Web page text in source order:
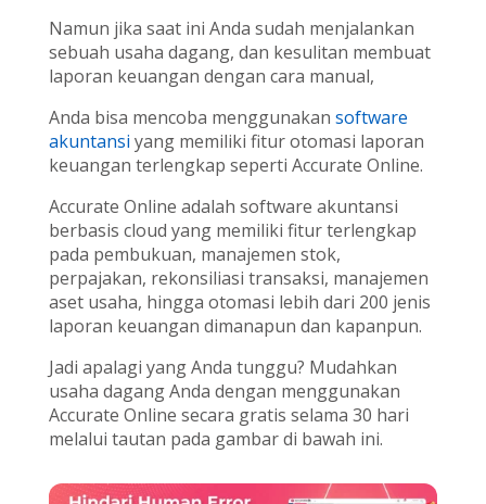
Namun jika saat ini Anda sudah menjalankan
sebuah usaha dagang, dan kesulitan membuat
laporan keuangan dengan cara manual,
Anda bisa mencoba menggunakan software
akuntansi yang memiliki fitur otomasi laporan
keuangan terlengkap seperti Accurate Online.
Accurate Online adalah software akuntansi
berbasis cloud yang memiliki fitur terlengkap
pada pembukuan, manajemen stok,
perpajakan, rekonsiliasi transaksi, manajemen
aset usaha, hingga otomasi lebih dari 200 jenis
laporan keuangan dimanapun dan kapanpun.
Jadi apalagi yang Anda tunggu? Mudahkan
usaha dagang Anda dengan menggunakan
Accurate Online secara gratis selama 30 hari
melalui tautan pada gambar di bawah ini.